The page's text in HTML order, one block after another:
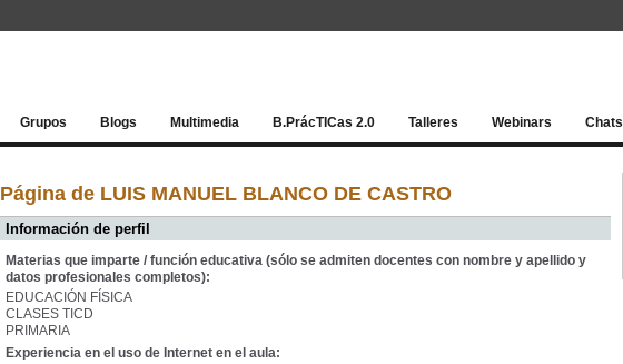
Grupos Blogs Multimedia B.PrácTICas 2.0 Talleres Webinars Chats
Página de LUIS MANUEL BLANCO DE CASTRO
Información de perfil
Materias que imparte / función educativa (sólo se admiten docentes con nombre y apellido y
datos profesionales completos):
EDUCACIÓN FÍSICA
CLASES TICD
PRIMARIA
Experiencia en el uso de Internet en el aula: